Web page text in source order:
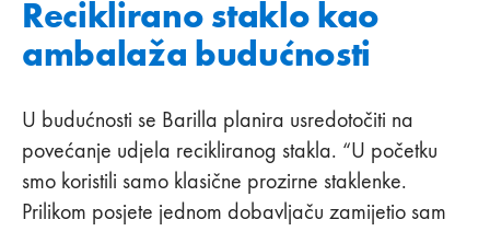
Reciklirano staklo kao
ambalaža budućnosti
U budućnosti se Barilla planira usredotočiti na
povećanje udjela recikliranog stakla. “U početku
smo koristili samo klasične prozirne staklenke.
Prilikom posjete jednom dobavljaču zamijetio sam